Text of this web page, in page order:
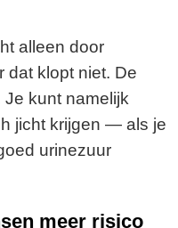
alleen door
dat klopt niet. De
kunt namelijk
jicht krijgen — als je
urinezuur
meer risico